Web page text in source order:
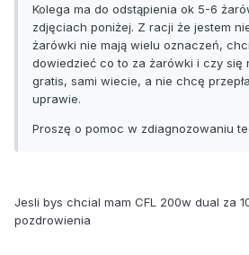
Kolega ma do odstąpienia ok 5-6
zdjęciach poniżej. Z racji że jestem
żarówki nie mają wielu oznaczeń,
dowiedzieć co to za żarówki i czy się
gratis, sami wiecie, a nie chcę
uprawie.
Proszę o pomoc w zdiagnozowaniu
Jesli bys chcial mam CFL 200w dual za
pozdrowienia